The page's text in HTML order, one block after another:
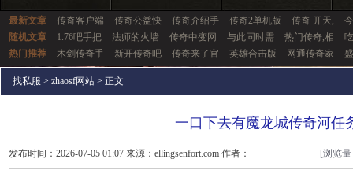
最新文章 传奇客户端 传奇公益快 传奇介绍手 传奇2单机版 传奇 开天,
随机文章
1.76吧手把 法师的火墙 传奇中变网 与此同时需 热门传奇,相
热门推荐
木剑传奇手 新开传奇吧 传奇来了官 英雄合击版 网通传奇家
找私服 > zhaosf网站 > 正文
一口下去有魔龙城传奇河任
发布时间：2026-07-05 01:07 来源：ellingsenfort.com 作者： [浏览